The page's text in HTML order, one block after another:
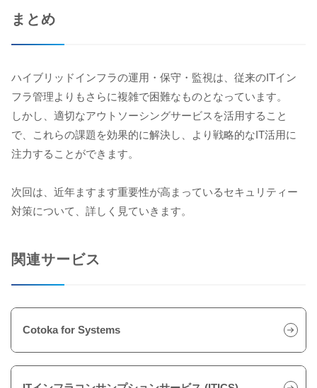
まとめ
ハイブリッドインフラの運用・保守・監視は、従来のITイン
フラ管理よりもさらに複雑で困難なものとなっています。
しかし、適切なアウトソーシングサービスを活用すること
で、これらの課題を効果的に解決し、より戦略的なIT活用に
注力することができます。
次回は、近年ますます重要性が高まっているセキュリティー
対策について、詳しく見ていきます。
関連サービス
Cotoka for Systems